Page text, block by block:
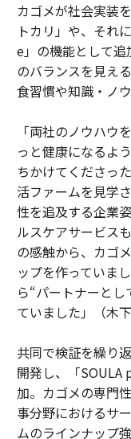
カゴメが社会実装
トカリ」や、それ
e」の機能として
のバランスを見え
食習慣や知識・ノ
「両社のノウハウ
っと健康になるよ
ちかけてくださっ
活ファームを見学
性を追及する企業
ルスケアサービス
の感触から、カゴ
ップを作っていま
ら“パートナーと
ていました」（木下
共同で検証を繰り
開発し、「SOULA
加。カゴメの専門
事分野におけるサ
ムのラインナップ